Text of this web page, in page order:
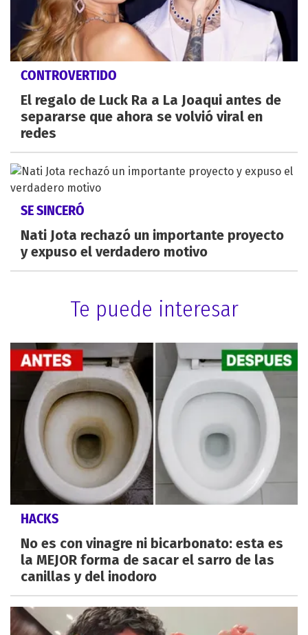
CONTROVERTIDO
El regalo de Luck Ra a La Joaqui antes de
separarse que ahora se volvió viral en
redes
SE SINCERÓ
Nati Jota rechazó un importante proyecto
y expuso el verdadero motivo
Te puede interesar
HACKS
No es con vinagre ni bicarbonato: esta es
la MEJOR forma de sacar el sarro de las
canillas y del inodoro